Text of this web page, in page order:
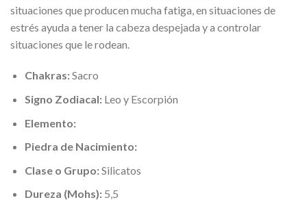
situaciones que producen mucha fatiga, en situaciones de
estrés ayuda a tener la cabeza despejada y a controlar
situaciones que le rodean.
Chakras:Sacro
Signo Zodiacal:Leo y Escorpión
Elemento:
Piedra de Nacimiento:
Clase o Grupo:Silicatos
Dureza (Mohs): 5,5